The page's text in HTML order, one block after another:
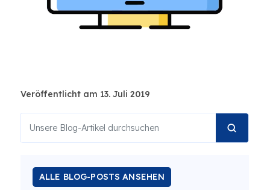
Veröffentlicht am 13. Juli 2019
ALLE BLOG-POSTS ANSEHEN